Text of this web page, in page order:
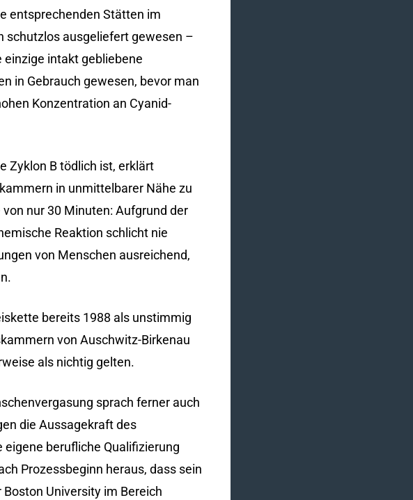
entsprechenden Stätten im
schutzlos ausgeliefert gewesen –
intakt gebliebene
in Gebrauch gewesen, bevor man
Konzentration an Cyanid-
Zyklon B tödlich ist, erklärt
in unmittelbarer Nähe zu
nur 30 Minuten: Aufgrund der
Reaktion schlicht nie
von Menschen ausreichend,
bereits 1988 als unstimmig
von Auschwitz-Birkenau
als nichtig gelten.
sprach ferner auch
die Aussagekraft des
berufliche Qualifizierung
Prozessbeginn heraus, dass sein
University im Bereich